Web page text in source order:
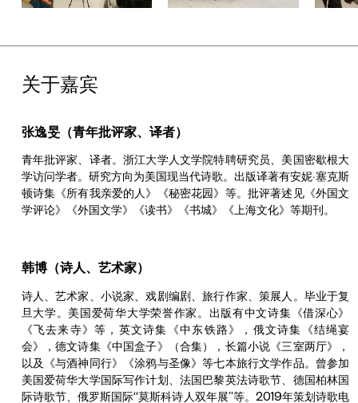
关于嘉宾
张逸旻（青年批评家、译者）
青年批评家、译者。浙江大学人文学院特聘研究员、美国密歇根大
学访问学者。研究方向为美国现当代诗歌。出版译著有安妮·塞克斯
顿诗集《所有我亲爱的人》《秘密花园》等。批评著述见《外国文
学评论》《外国文学》《读书》《书城》《上海文化》等期刊。
韩博（诗人、艺术家）
诗人、艺术家、小说家、戏剧编剧、旅行作家、策展人。毕业于复
旦大学。美国爱荷华大学荣誉作家。出版有中文诗集《借深心》
《飞去来寺》等，英文诗集《中东铁路》，俄文诗集《结绳宴
会》，德文诗集《中国盒子》（合集），长篇小说《三室两厅》，
以及《与酒神同行》《涂鸦与圣像》等七本旅行文学作品。曾参加
美国爱荷华大学国际写作计划、法国巴黎英法诗歌节、德国柏林国
际诗歌节、俄罗斯国际“莫斯科诗人双年展”等。2019年策划诗歌电